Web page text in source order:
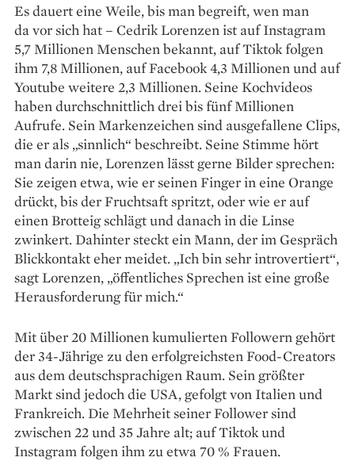
Es dauert eine Weile, bis man begreift, wen man
da vor sich hat – Cedrik Lorenzen ist auf Instagram
5,7 Millionen Menschen bekannt, auf Tiktok folgen
ihm 7,8 Millionen, auf Facebook 4,3 Millionen und auf
Youtube weitere 2,3 Millionen. Seine Kochvideos
haben durchschnittlich drei bis fünf Millionen
Aufrufe. Sein Markenzeichen sind ausgefallene Clips,
die er als ­„sinnlich“ beschreibt. Seine Stimme hört
man darin nie, Lorenzen lässt gerne Bilder sprechen:
Sie zeigen etwa, wie er seinen Finger in eine Orange
drückt, bis der Fruchtsaft spritzt, oder wie er auf
einen Brotteig schlägt und danach in die Linse
zwinkert. Dahinter steckt ein Mann, der im Gespräch
Blickkontakt eher meidet. „Ich bin sehr introvertiert“,
sagt Lorenzen, ­„öffentliches Sprechen ist eine große
Herausforderung für mich.“
Mit über 20 Millionen kumulierten Followern ­gehört
der 34-Jährige zu den erfolgreichsten Food-Creators
aus dem deutschsprachigen Raum. Sein größter
Markt sind jedoch die USA, gefolgt von Italien und
Frankreich. Die Mehrheit seiner Follower sind
zwischen 22 und 35 Jahre alt; auf Tiktok und
Instagram folgen ihm zu etwa 70 % Frauen.